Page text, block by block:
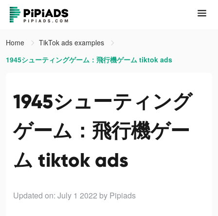
Home
TikTok ads examples
1945シューティングゲーム：飛行機ゲーム tiktok ads
1945シューティング
ゲーム：飛行機ゲー
ム tiktok ads
Updated on: July 1 2022 by Pipiads